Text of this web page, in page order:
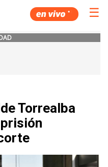
☰
Torrealba